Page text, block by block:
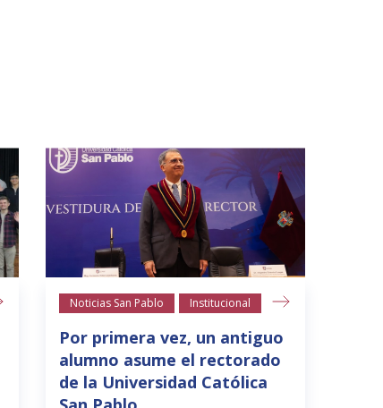
Noticias San Pablo Institucional
Por primera vez, un antiguo
alumno asume el rectorado
de la Universidad Católica